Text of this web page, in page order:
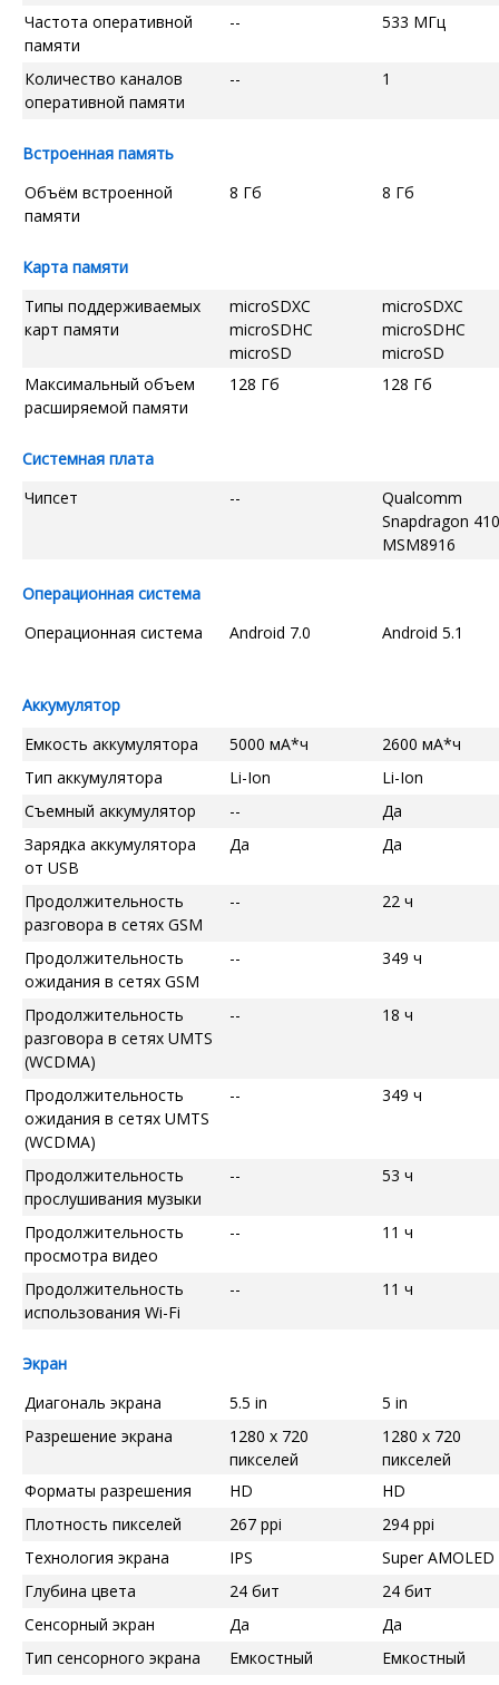
Частота оперативной
памяти
-- 533 МГц
Количество каналов
оперативной памяти
-- 1
Встроенная память
Объём встроенной
памяти
8 Гб 8 Гб
Карта памяти
Типы поддерживаемых
карт памяти
microSDXC
microSDHC
microSD
microSDXC
microSDHC
microSD
Максимальный объем
расширяемой памяти
128 Гб 128 Гб
Системная плата
Чипсет
--
Qualcomm
Snapdragon 410
MSM8916
Операционная система
Операционная система
Android 7.0 Android 5.1
Аккумулятор
Емкость аккумулятора
5000 мА*ч
2600 мА*ч
Тип аккумулятора
Li-Ion
Li-Ion
Съемный аккумулятор
--
Да
Зарядка аккумулятора
от USB
Да Да
Продолжительность
разговора в сетях GSM
-- 22 ч
Продолжительность
ожидания в сетях GSM
-- 349 ч
Продолжительность
разговора в сетях UMTS
(WCDMA)
-- 18 ч
Продолжительность
ожидания в сетях UMTS
(WCDMA)
-- 349 ч
Продолжительность
прослушивания музыки
-- 53 ч
Продолжительность
просмотра видео
-- 11 ч
Продолжительность
использования Wi-Fi
-- 11 ч
Экран
Диагональ экрана
5.5 in
5 in
Разрешение экрана
1280 x 720
пикселей
1280 x 720
пикселей
Форматы разрешения
HD
HD
Плотность пикселей
267 ppi
294 ppi
Технология экрана
IPS
Super AMOLED
Глубина цвета
24 бит
24 бит
Сенсорный экран
Да
Да
Тип сенсорного экрана
Емкостный
Емкостный